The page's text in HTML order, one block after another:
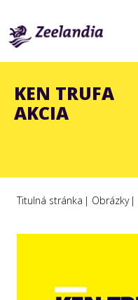
KEN TRUFA
AKCIA
Titulná stránka Obrázky